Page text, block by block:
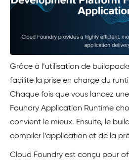
Grâce à l’utilisation de
facilite la prise en charge du
Chaque fois que vous lancez
Foundry Application Runtime
convient le mieux. Ensuite, le
compiler l’application et de la
Cloud Foundry est conçu pour